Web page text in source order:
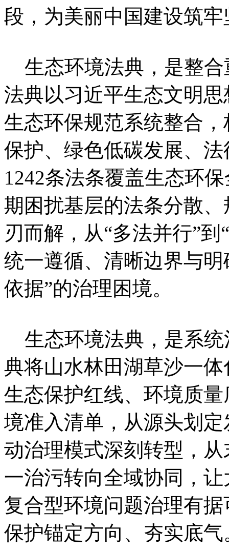
段，为美丽中国建设筑
生态环境法典，是整合
法典以习近平生态文明
生态环保规范系统整合
保护、绿色低碳发展、
1242条法条覆盖生态环
期困扰基层的法条分散
刃而解，从“多法并行”
统一遵循、清晰边界与
依据”的治理困境。
生态环境法典，是系统
典将山水林田湖草沙一
生态保护红线、环境质
境准入清单，从源头划
动治理模式深刻转型，
一治污转向全域协同，
复合型环境问题治理有
保护锚定方向、夯实底气